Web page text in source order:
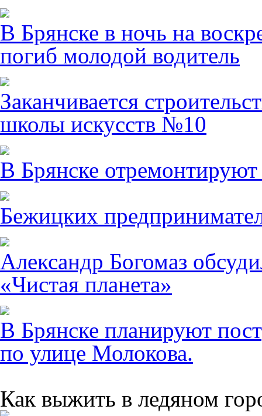
В Брянске в ночь на
погиб молодой водитель
Заканчивается
школы искусств №10
В Брянске
Бежицких
Александр Богомаз
«Чистая планета»
В Брянске планируют
по улице Молокова.
Как выжить в ледяном